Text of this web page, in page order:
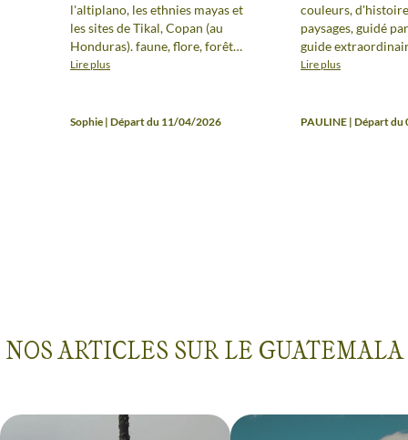
l'altiplano, les ethnies mayas et
les sites de Tikal, Copan (au
Honduras). faune, flore, forêt
tropicale, lacs, volcans (dont
est la période idéale pour partir.
Lire plus
Sophie | Départ du 11/04/2026
couleurs,
paysages, guidé
guide
fait aimer ce beau
Lire plus
PAULINE | Départ
NOS ARTICLES SUR LE GUATEMALA